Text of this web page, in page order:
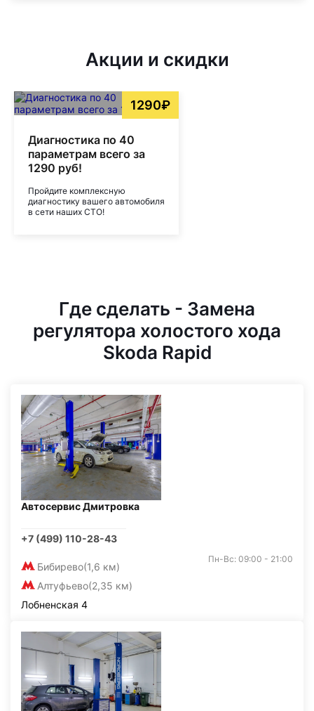
Акции и скидки
1290₽
Диагностика по 40
параметрам всего за
1290 руб!
Пройдите комплексную
диагностику вашего автомобиля
в сети наших СТО!
Где сделать - Замена
регулятора холостого хода
Skoda Rapid
Автосервис Дмитровка
+7 (499) 110-28-43
Бибирево(1,6 км)
Алтуфьево(2,35 км)
Пн-Вс: 09:00 - 21:00
Лобненская 4